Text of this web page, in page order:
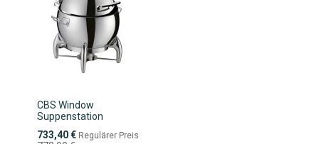
CBS Window
Suppenstation
Sonderpreis
733,40 € Regulärer Preis